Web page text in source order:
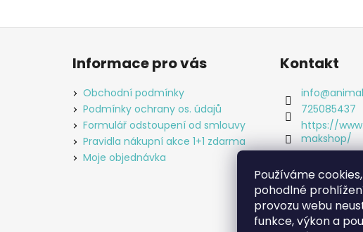
Používáme
pohodlné
provozu webu
funkce, výkon a
Informace pro vás
Obchodní podmínky
Podmínky ochrany os. údajů
Formulář odstoupení od smlouvy
Pravidla nákupní akce 1+1 zdarma
Moje objednávka
Kontakt
info@
725085437
https://
makshop/
animakshop